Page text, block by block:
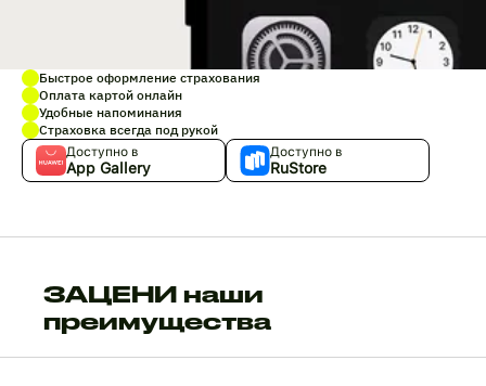
Быстрое оформление страхования
Оплата картой онлайн
Удобные напоминания
Страховка всегда под рукой
Доступно в
App Gallery
Доступно в
RuStore
ЗАЦЕНИ наши
преимущества